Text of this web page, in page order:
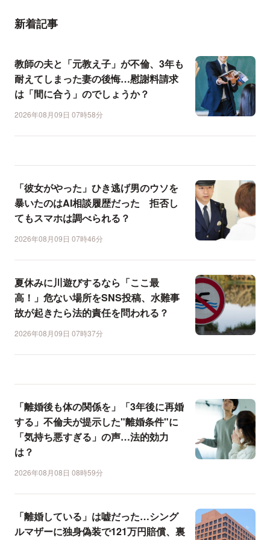
新着記事
教師の夫と「元教え子」が不倫、3年も
耐えてしまった妻の後悔…慰謝料請求
は「間に合う」のでしょうか？
2026年08月09日 07時58分
「彼女がやった」ひき逃げ男のウソを
暴いたのはAI相談履歴だった 拒否し
てもスマホは調べられる？
2026年08月09日 07時46分
夏休みに川遊びするなら「ここ最
高！」危ない場所をSNS投稿、水難事
故が起きたら法的責任を問われる？
2026年08月09日 07時37分
「離婚後も体の関係を」「3年後に再婚
する」不倫夫が提示した"離婚条件"に
「気持ち悪すぎる」の声…法的効力
は？
2026年08月08日 08時59分
「離婚している」は嘘だった…シング
ルマザーに独身偽装で121万円賠償、裏